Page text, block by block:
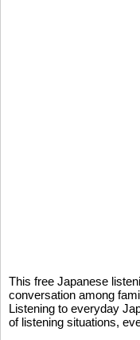
This free Japanese
conversation among
Listening to everyday
of listening situations,